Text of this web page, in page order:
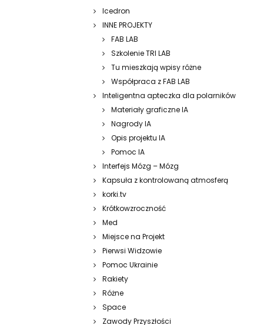
Icedron
INNE PROJEKTY
FAB LAB
Szkolenie TRI LAB
Tu mieszkają wpisy różne
Współpraca z FAB LAB
Inteligentna apteczka dla polarników
Materiały graficzne IA
Nagrody IA
Opis projektu IA
Pomoc IA
Interfejs Mózg – Mózg
Kapsuła z kontrolowaną atmosferą
korki.tv
Krótkowzroczność
Med
Miejsce na Projekt
Pierwsi Widzowie
Pomoc Ukrainie
Rakiety
Różne
Space
Zawody Przyszłości